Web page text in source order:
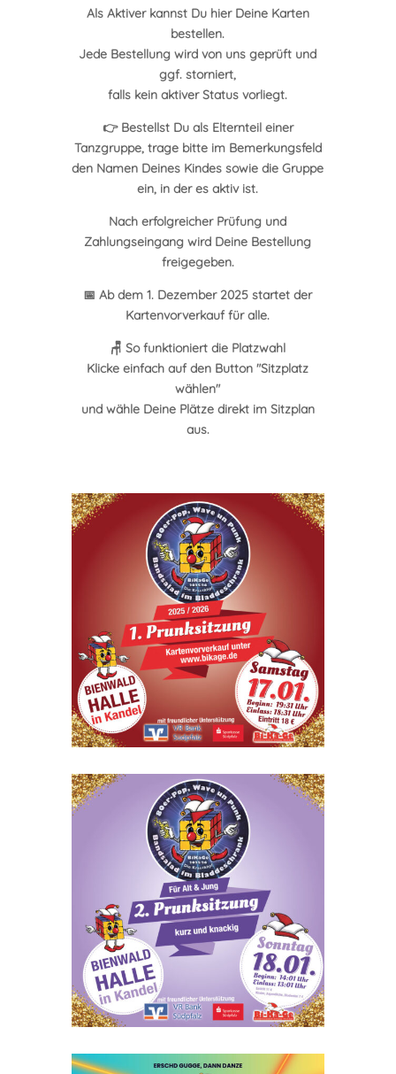
Als Aktiver kannst Du hier Deine Karten
bestellen.
Jede Bestellung wird von uns geprüft und
ggf. storniert,
falls kein aktiver Status vorliegt.
👉 Bestellst Du als Elternteil einer
Tanzgruppe, trage bitte im Bemerkungsfeld
den Namen Deines Kindes sowie die Gruppe
ein, in der es aktiv ist.
Nach erfolgreicher Prüfung und
Zahlungseingang wird Deine Bestellung
freigegeben.
📅 Ab dem 1. Dezember 2025 startet der
Kartenvorverkauf für alle.
🪑 So funktioniert die Platzwahl
Klicke einfach auf den Button "Sitzplatz
wählen"
und wähle Deine Plätze direkt im Sitzplan
aus.